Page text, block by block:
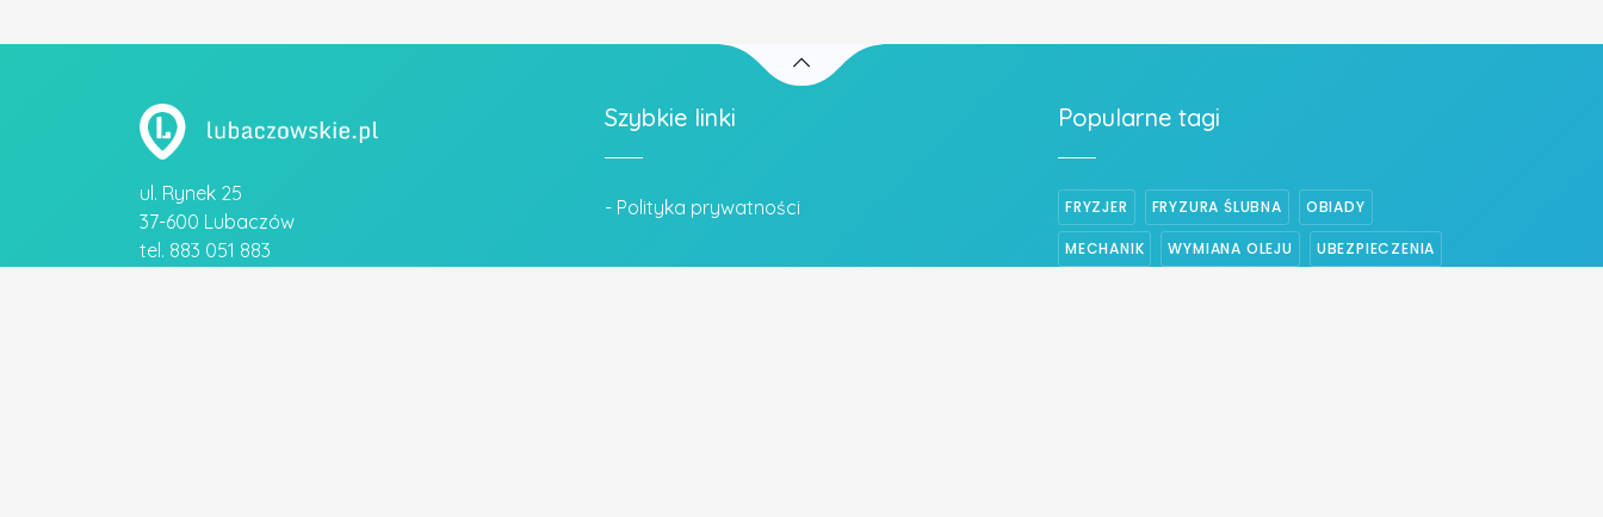
ul. Rynek 25
37-600 Lubaczów
tel. 883 051 883
Szybkie linki
- Polityka prywatności
Popularne tagi
FRYZJER FRYZURA ŚLUBNA OBIADY
MECHANIK WYMIANA OLEJU UBEZPIECZENIA